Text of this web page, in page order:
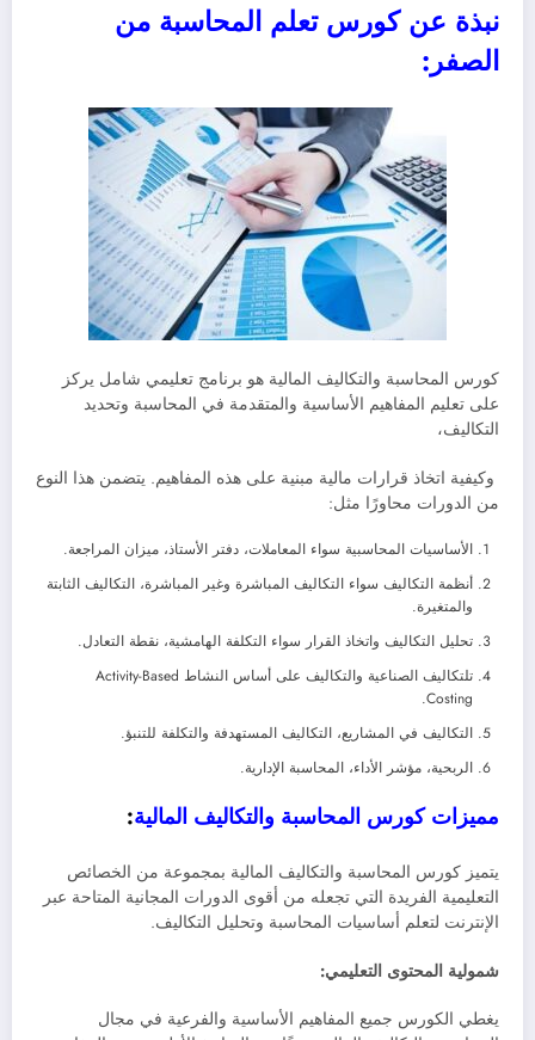
نبذة عن كورس تعلم المحاسبة من
الصفر:
كورس المحاسبة والتكاليف المالية هو برنامج تعليمي شامل يركز
على تعليم المفاهيم الأساسية والمتقدمة في المحاسبة وتحديد
التكاليف،
وكيفية اتخاذ قرارات مالية مبنية على هذه المفاهيم. يتضمن هذا النوع
من الدورات محاورًا مثل:
الأساسيات المحاسبية سواء المعاملات، دفتر الأستاذ، ميزان المراجعة.
أنظمة التكاليف سواء التكاليف المباشرة وغير المباشرة، التكاليف الثابتة
والمتغيرة.
تحليل التكاليف واتخاذ القرار سواء التكلفة الهامشية، نقطة التعادل.
تلتكاليف الصناعية والتكاليف على أساس النشاط Activity-Based
Costing.
التكاليف في المشاريع، التكاليف المستهدفة والتكلفة للتنبؤ.
الربحية، مؤشر الأداء، المحاسبة الإدارية.
مميزات كورس المحاسبة والتكاليف المالية:
يتميز كورس المحاسبة والتكاليف المالية بمجموعة من الخصائص
التعليمية الفريدة التي تجعله من أقوى الدورات المجانية المتاحة عبر
الإنترنت لتعلم أساسيات المحاسبة وتحليل التكاليف.
شمولية المحتوى التعليمي:
يغطي الكورس جميع المفاهيم الأساسية والفرعية في مجال